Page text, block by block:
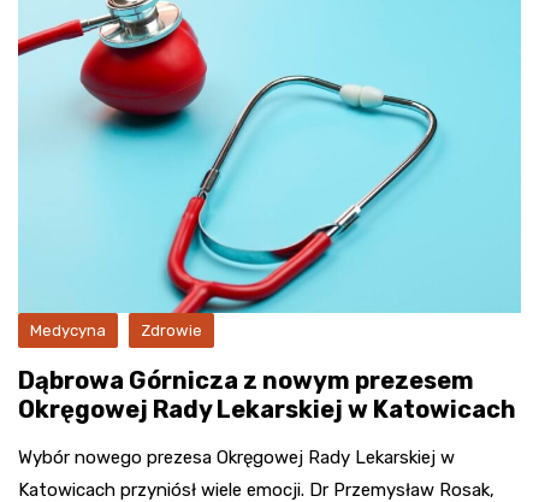
Medycyna Zdrowie
Dąbrowa Górnicza z nowym prezesem
Okręgowej Rady Lekarskiej w Katowicach
Wybór nowego prezesa Okręgowej Rady Lekarskiej w
Katowicach przyniósł wiele emocji. Dr Przemysław Rosak,